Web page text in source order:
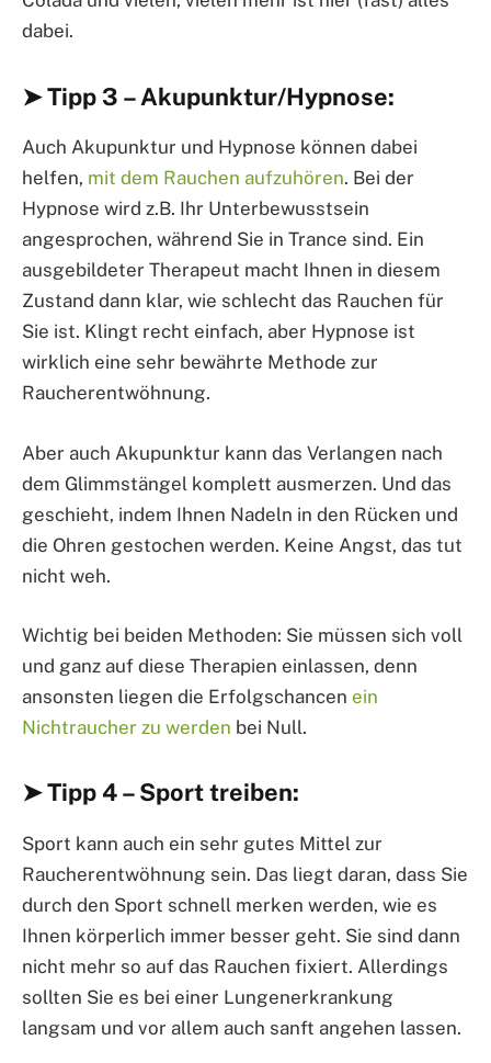
dabei.
➤ Tipp 3 – Akupunktur/Hypnose:
Auch Akupunktur und Hypnose können dabei
helfen, mit dem Rauchen aufzuhören. Bei der
Hypnose wird z.B. Ihr Unterbewusstsein
angesprochen, während Sie in Trance sind. Ein
ausgebildeter Therapeut macht Ihnen in diesem
Zustand dann klar, wie schlecht das Rauchen für
Sie ist. Klingt recht einfach, aber Hypnose ist
wirklich eine sehr bewährte Methode zur
Raucherentwöhnung.
Aber auch Akupunktur kann das Verlangen nach
dem Glimmstängel komplett ausmerzen. Und das
geschieht, indem Ihnen Nadeln in den Rücken und
die Ohren gestochen werden. Keine Angst, das tut
nicht weh.
Wichtig bei beiden Methoden: Sie müssen sich voll
und ganz auf diese Therapien einlassen, denn
ansonsten liegen die Erfolgschancen ein
Nichtraucher zu werden bei Null.
➤ Tipp 4 – Sport treiben:
Sport kann auch ein sehr gutes Mittel zur
Raucherentwöhnung sein. Das liegt daran, dass Sie
durch den Sport schnell merken werden, wie es
Ihnen körperlich immer besser geht. Sie sind dann
nicht mehr so auf das Rauchen fixiert. Allerdings
sollten Sie es bei einer Lungenerkrankung
langsam und vor allem auch sanft angehen lassen.